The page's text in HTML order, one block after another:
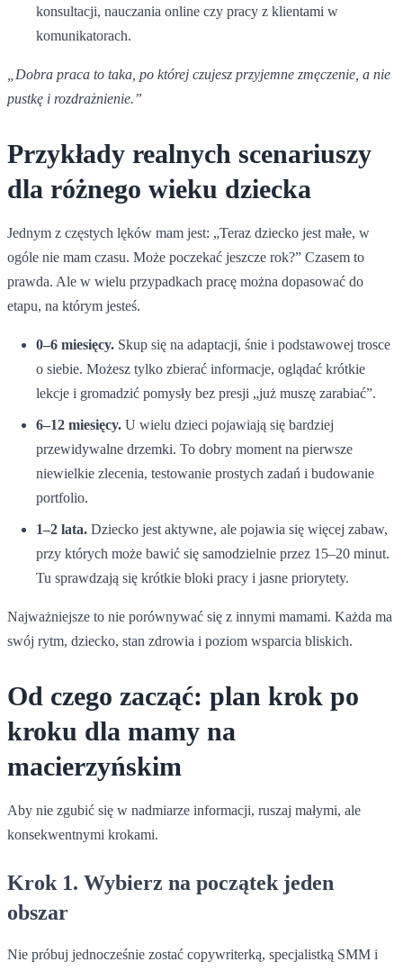
konsultacji, nauczania online czy pracy z klientami w
komunikatorach.
„Dobra praca to taka, po której czujesz przyjemne zmęczenie, a nie
pustkę i rozdrażnienie.”
Przykłady realnych scenariuszy
dla różnego wieku dziecka
Jednym z częstych lęków mam jest: „Teraz dziecko jest małe, w
ogóle nie mam czasu. Może poczekać jeszcze rok?” Czasem to
prawda. Ale w wielu przypadkach pracę można dopasować do
etapu, na którym jesteś.
0–6 miesięcy. Skup się na adaptacji, śnie i podstawowej trosce
o siebie. Możesz tylko zbierać informacje, oglądać krótkie
lekcje i gromadzić pomysły bez presji „już muszę zarabiać”.
6–12 miesięcy. U wielu dzieci pojawiają się bardziej
przewidywalne drzemki. To dobry moment na pierwsze
niewielkie zlecenia, testowanie prostych zadań i budowanie
portfolio.
1–2 lata. Dziecko jest aktywne, ale pojawia się więcej zabaw,
przy których może bawić się samodzielnie przez 15–20 minut.
Tu sprawdzają się krótkie bloki pracy i jasne priorytety.
Najważniejsze to nie porównywać się z innymi mamami. Każda ma
swój rytm, dziecko, stan zdrowia i poziom wsparcia bliskich.
Od czego zacząć: plan krok po
kroku dla mamy na
macierzyńskim
Aby nie zgubić się w nadmiarze informacji, ruszaj małymi, ale
konsekwentnymi krokami.
Krok 1. Wybierz na początek jeden
obszar
Nie próbuj jednocześnie zostać copywriterką, specjalistką SMM i